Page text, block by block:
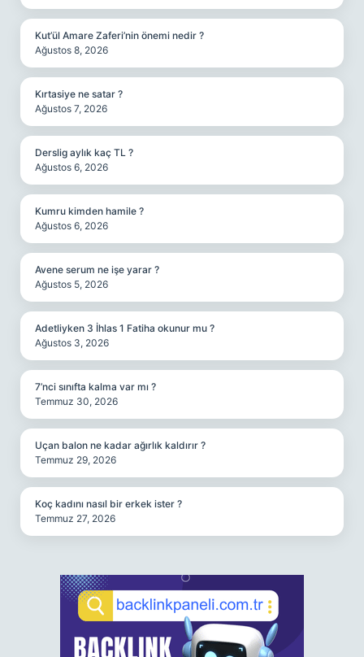
Kut’ül Amare Zaferi’nin önemi nedir ?
Ağustos 8, 2026
Kırtasiye ne satar ?
Ağustos 7, 2026
Derslig aylık kaç TL ?
Ağustos 6, 2026
Kumru kimden hamile ?
Ağustos 6, 2026
Avene serum ne işe yarar ?
Ağustos 5, 2026
Adetliyken 3 İhlas 1 Fatiha okunur mu ?
Ağustos 3, 2026
7’nci sınıfta kalma var mı ?
Temmuz 30, 2026
Uçan balon ne kadar ağırlık kaldırır ?
Temmuz 29, 2026
Koç kadını nasıl bir erkek ister ?
Temmuz 27, 2026